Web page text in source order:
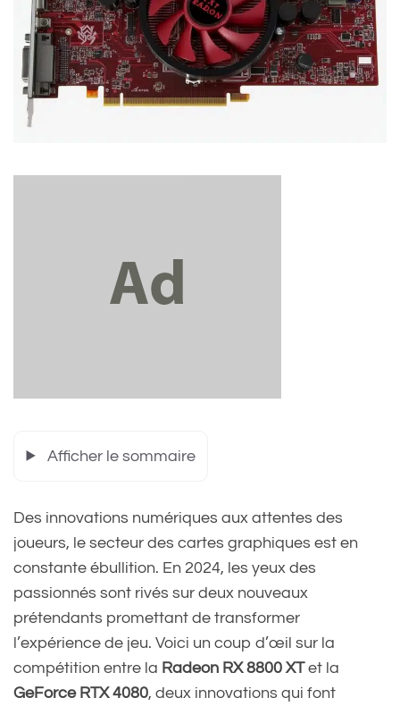
Afficher le sommaire
Des innovations numériques aux attentes des
joueurs, le secteur des cartes graphiques est en
constante ébullition. En 2024, les yeux des
passionnés sont rivés sur deux nouveaux
prétendants promettant de transformer
l’expérience de jeu. Voici un coup d’œil sur la
compétition entre la Radeon RX 8800 XTet la
GeForce RTX 4080, deux innovations qui font